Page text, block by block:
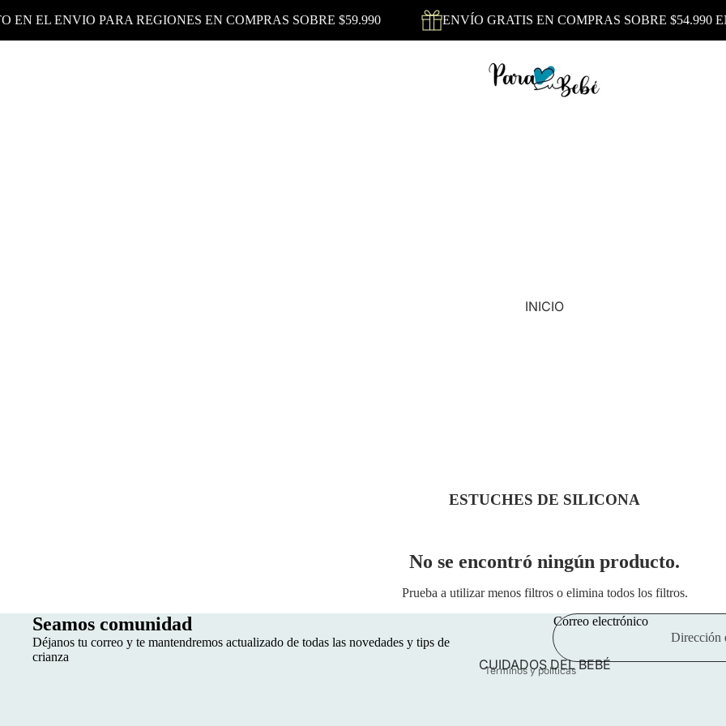
EN EL ENVIO PARA REGIONES EN COMPRAS SOBRE $59.990 ENVÍO GRATIS EN COMPRAS SOBRE $54.990
INICIO
CUIDADOS DEL BEBÉ
ESTUCHES DE SILICONA
No se encontró ningún producto.
Prueba a utilizar menos filtros o elimina todos los filtros.
Seamos comunidad
Déjanos tu correo y te mantendremos actualizado de todas las novedades y tips de
crianza
Correo electrónico
Términos y políticas
Política de reembolso
Información de contacto
Términos del servicio
Política de envío